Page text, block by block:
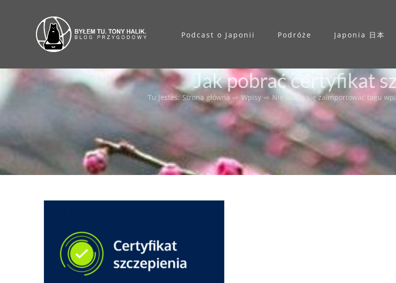
Podcast o Japonii Podróże Japonia 日本
Jak pobrać certyfikat
Tu jesteś: Strona główna ⇨ Wpisy ⇨ Nie udało się zaimportować tagu